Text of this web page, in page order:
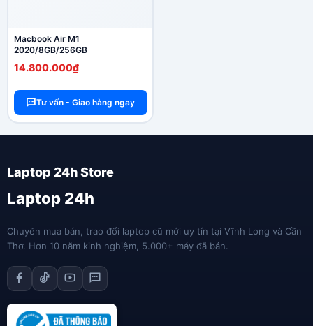
Macbook Air M1
2020/8GB/256GB
14.800.000₫
Tư vấn - Giao hàng ngay
Laptop 24h
Chuyên mua bán, trao đổi laptop cũ mới uy tín tại Vĩnh Long và Cần
Thơ. Hơn 10 năm kinh nghiệm, 5.000+ máy đã bán.